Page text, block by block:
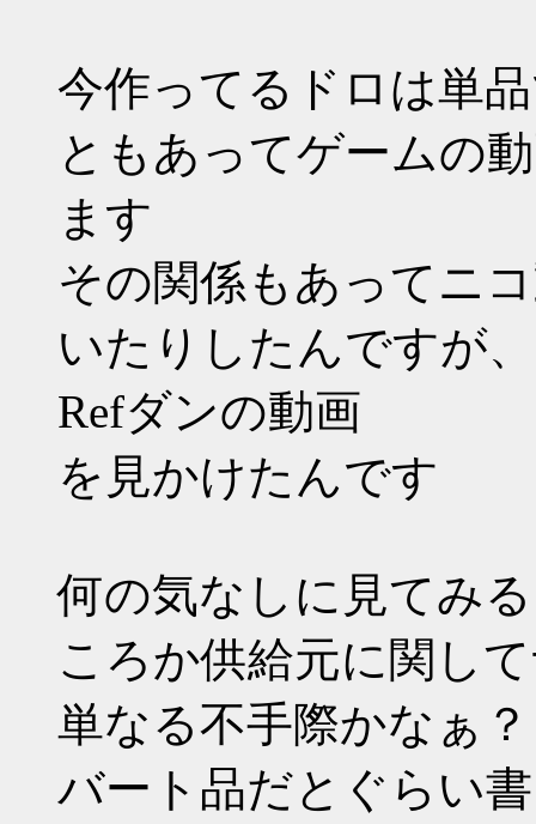
今作ってるドロは単
ともあってゲームの
ます
その関係もあってニ
いたりしたんですが
Refダンの動画
を見かけたんです
何の気なしに見てみ
ころか供給元に関し
単なる不手際かなぁ
バート品だとぐらい